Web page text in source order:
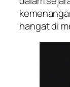
hangat di